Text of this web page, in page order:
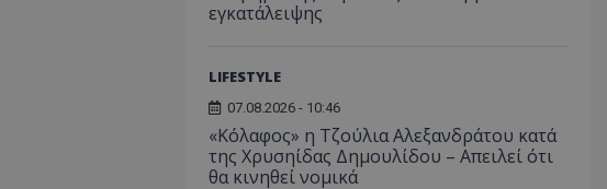
εγκατάλειψης
LIFESTYLE
07.08.2026 - 10:46
«Κόλαφος» η Τζούλια Αλεξανδράτου κατά
της Χρυσηίδας Δημουλίδου – Απειλεί ότι
θα κινηθεί νομικά